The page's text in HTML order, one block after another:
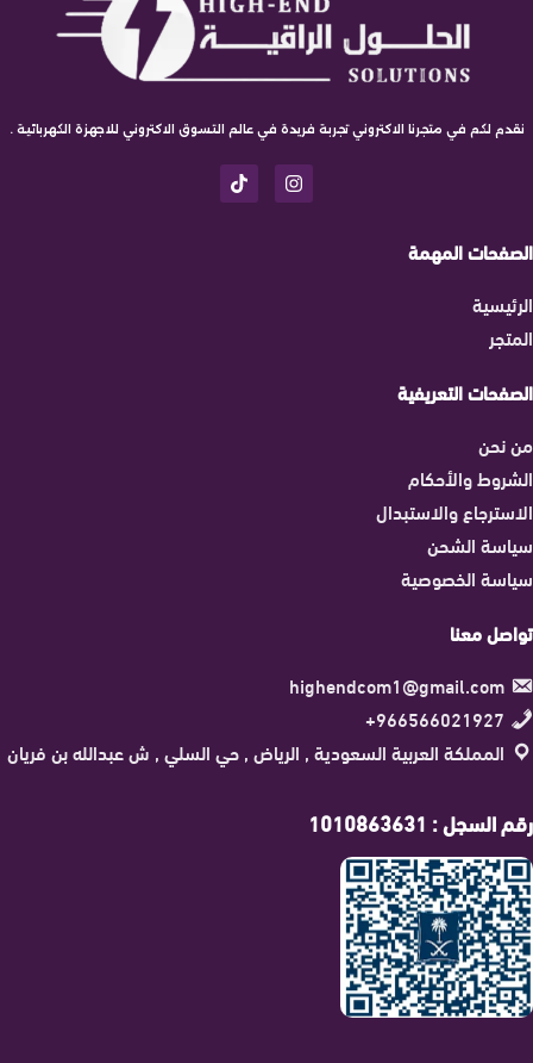
نقدم لكم في متجرنا الاكتروني تجربة فريدة في عالم التسوق الاكتروني للاجهزة الكهربائية .
الصفحات المهمة
الرئيسية
المتجر
الصفحات التعريفية
من نحن
الشروط والأحكام
الاسترجاع والاستبدال
سياسة الشحن
سياسة الخصوصية
تواصل معنا
highendcom1@gmail.com
966566021927+
المملكة العربية السعودية , الرياض , حي السلي , ش عبدالله بن فريان
رقم السجل : 1010863631